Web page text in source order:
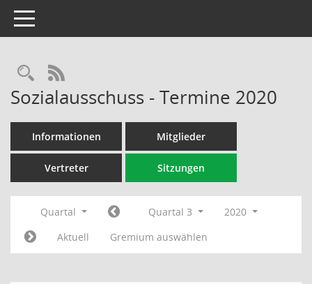
Toggle navigation
Rechercheauswahl
RSS-Feed
Sozialausschuss - Termine 2020
Informationen Mitglieder
Vertreter Sitzungen
Quartal Quartal 3
2020
Aktuell
Gremium auswählen